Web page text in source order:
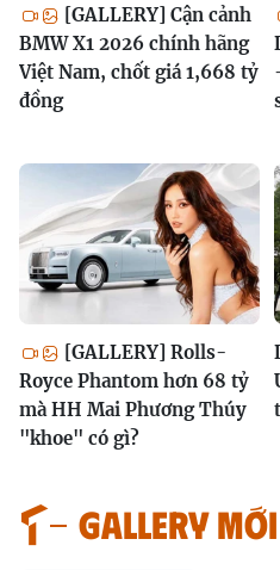
[GALLERY] Cận cảnh
BMW X1 2026 chính hãng
Việt Nam, chốt giá 1,668 tỷ
đồng
[GALLERY] Rolls-
Royce Phantom hơn 68 tỷ
mà HH Mai Phương Thúy
"khoe" có gì?
GALLERY